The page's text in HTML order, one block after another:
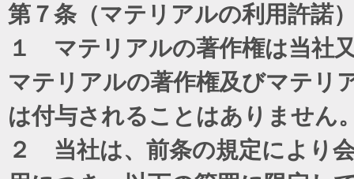
第７条（マテリアルの利用許諾
１ マテリアルの著作権は当社
マテリアルの著作権及びマテリ
は付与されることはありません
２ 当社は、前条の規定により